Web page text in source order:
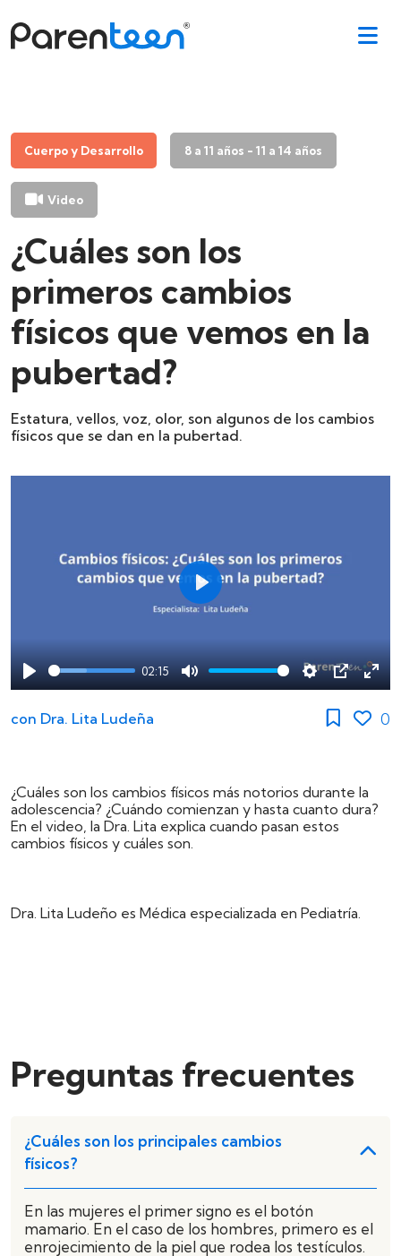
Cuerpo y Desarrollo 8 a 11 años - 11 a 14 años
Video
¿Cuáles son los
primeros cambios
físicos que vemos en la
pubertad?
Estatura, vellos, voz, olor, son algunos de los cambios
físicos que se dan en la pubertad.
Play
02:15
Mute Settings
PIP
Play
con Dra. Lita Ludeña 0
¿Cuáles son los cambios físicos más notorios durante la
adolescencia? ¿Cuándo comienzan y hasta cuanto dura?
En el video, la Dra. Lita explica cuando pasan estos
cambios físicos y cuáles son.
Dra. Lita Ludeño es Médica especializada en Pediatría.
Preguntas frecuentes
¿Cuáles son los principales cambios
físicos?
En las mujeres el primer signo es el botón
mamario. En el caso de los hombres, primero es el
enrojecimiento de la piel que rodea los testículos.